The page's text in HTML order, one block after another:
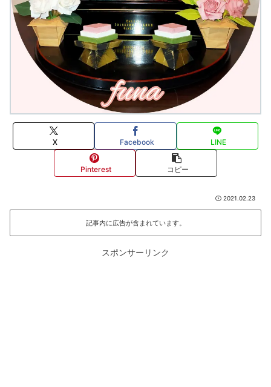
X Facebook LINE
Pinterest コピー
2021.02.23
記事内に広告が含まれています。
スポンサーリンク